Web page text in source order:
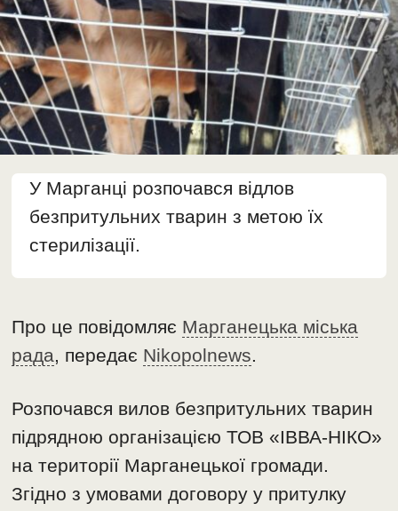
У Марганці розпочався відлов
безпритульних тварин з метою їх
стерилізації.
Про це повідомляє Марганецька міська
рада, передає Nikopolnews.
Розпочався вилов безпритульних тварин
підрядною організацією ТОВ «ІВВА-НІКО»
на території Марганецької громади.
Згідно з умовами договору у притулку